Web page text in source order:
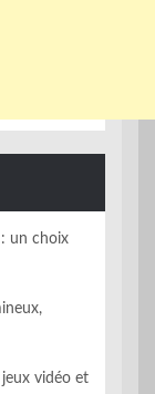
: un choix
vidéo et